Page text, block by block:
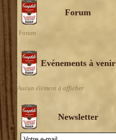
Forum
Forum
Evénements à venir
Aucun élément à afficher
Newsletter